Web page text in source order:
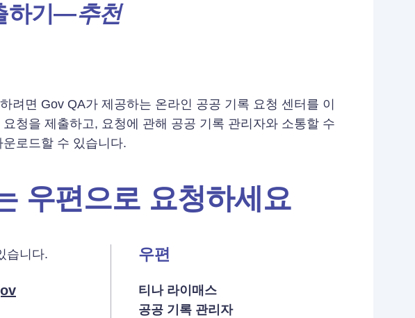
하기—추천
려면 Gov QA가 제공하는 온라인 공공 기록 요청 센터를 이
청을 제출하고, 요청에 관해 공공 기록 관리자와 소통할 수
로드할 수 있습니다.
우편으로 요청하세요
습니다. 우편
티나 라이매스
공공 기록 관리자